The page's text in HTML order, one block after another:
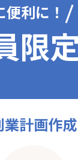
利に！
限
業計画作成